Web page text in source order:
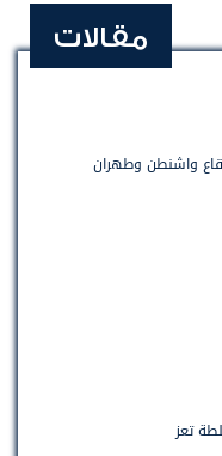
مقالات
واشنطن وطهران
تعز